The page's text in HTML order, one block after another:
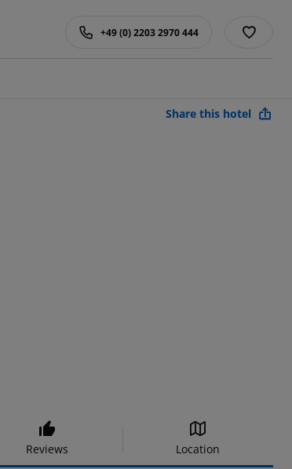
+49 (0) 2203 2970 444
Share this hotel
Reviews Location